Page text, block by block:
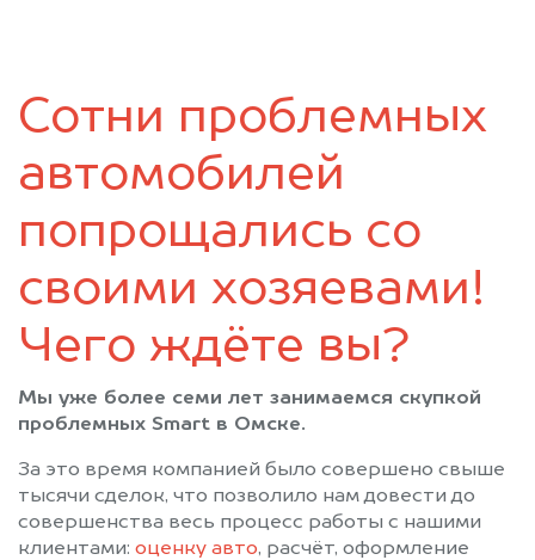
Усть-Ишим
Черлак
Сотни проблемных
автомобилей
попрощались со
своими хозяевами!
Чего ждёте вы?
Мы уже более семи лет занимаемся скупкой
проблемных Smart в Омске.
За это время компанией было совершено свыше
тысячи сделок, что позволило нам довести до
совершенства весь процесс работы с нашими
клиентами: оценку авто, расчёт, оформление